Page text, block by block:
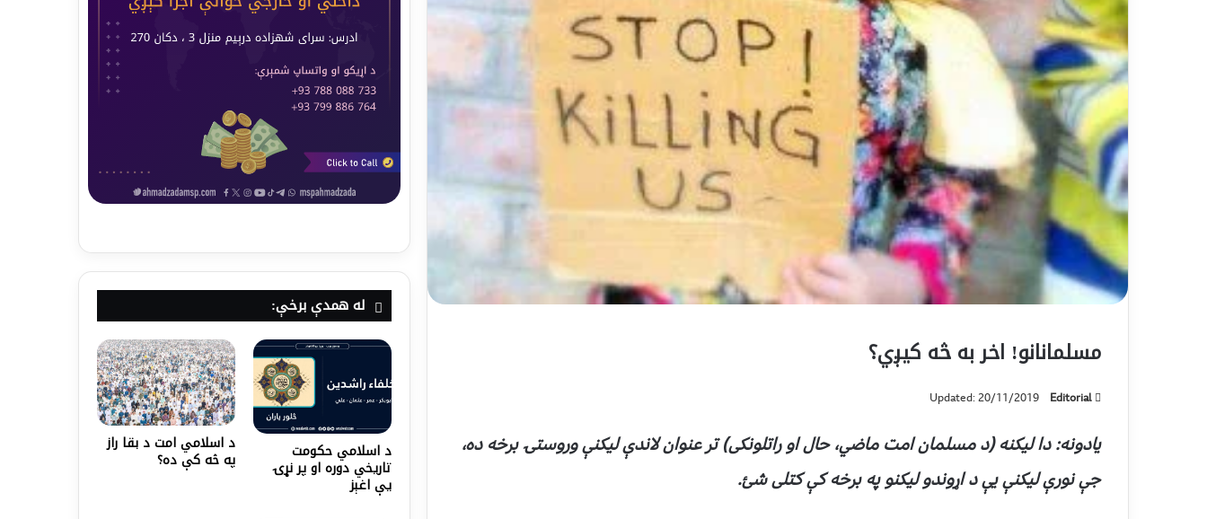
مسلمانانو! اخر به څه کیږي؟
Editorial
Updated: 20/11/2019
یادونه: دا لیکنه (د مسلمان امت ماضي، حال او راتلونکی) تر عنوان لاندې لیکنې وروستۍ برخه ده،
جې نورې لیکنې يې د اړوندو لیکنو په برخه کې کتلی شئ.
له همدې برخې:
د اسلامي حکومت
تاریخي دوره او پر نړۍ
یې اغېز
د اسلامي امت د بقا راز
په څه کې ده؟